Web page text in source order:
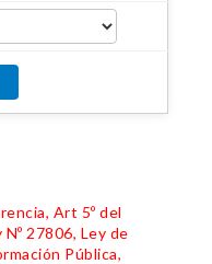
Art 5º del
27806, Ley de
Pública,